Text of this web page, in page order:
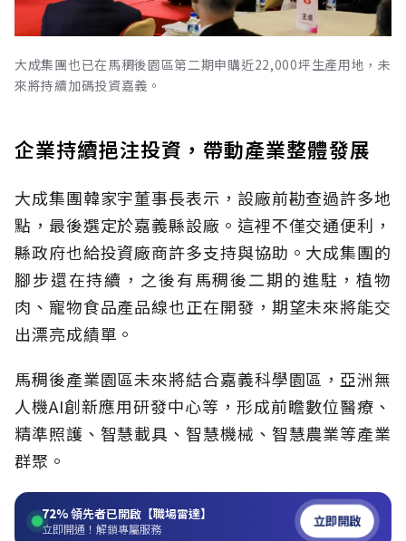
大成集團也已在馬稠後園區第二期申購近22,000坪生產用地，未
來將持續加碼投資嘉義。
企業持續挹注投資，帶動產業整體發展
大成集團韓家宇董事長表示，設廠前勘查過許多地
點，最後選定於嘉義縣設廠。這裡不僅交通便利，
縣政府也給投資廠商許多支持與協助。大成集團的
腳步還在持續，之後有馬稠後二期的進駐，植物
肉、寵物食品產品線也正在開發，期望未來將能交
出漂亮成績單。
馬稠後產業園區未來將結合嘉義科學園區，亞洲無
人機AI創新應用研發中心等，形成前瞻數位醫療、
精準照護、智慧載具、智慧機械、智慧農業等產業
群聚。
72%領先者已開啟【職場雷達】
立即開通！解鎖專屬服務 立即開啟